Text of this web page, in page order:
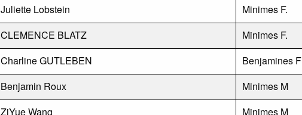
Juliette Lobstein Minimes F.
CLEMENCE BLATZ Minimes F.
Charline GUTLEBEN Benjamines F
Benjamin Roux Minimes M
ZiYue Wang Minimes M